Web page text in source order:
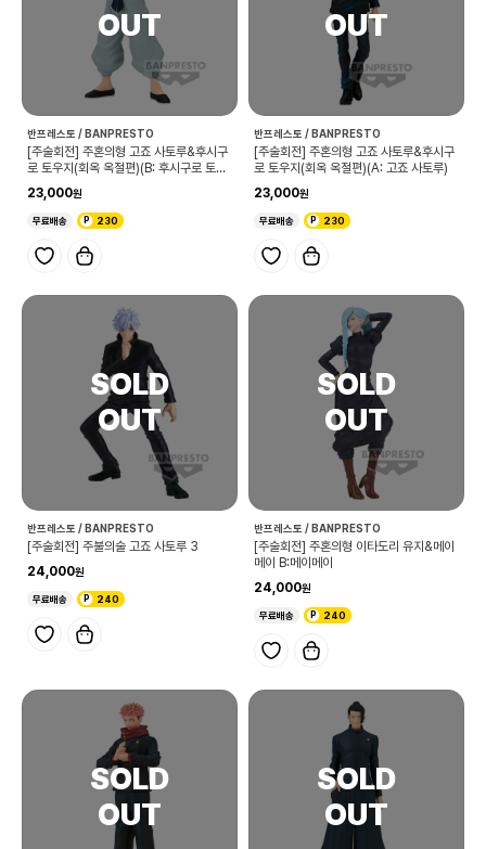
반프레스토 / BANPRESTO
[주술회전] 주혼의형 고죠 사토루&후시구
로 토우지(회옥 옥절편)(B: 후시구로 토우
23,000
무료배송 230
반프레스토 / BANPRESTO
[주술회전] 주혼의형 고죠 사토루&후시구
로 토우지(회옥 옥절편)(A: 고죠 사토루)
23,000
무료배송 230
반프레스토 / BANPRESTO
[주술회전] 주불의술 고죠 사토루 3
24,000
무료배송 240
반프레스토 / BANPRESTO
[주술회전] 주혼의형 이타도리 유지&메이
메이 B:메이메이
24,000
무료배송 240